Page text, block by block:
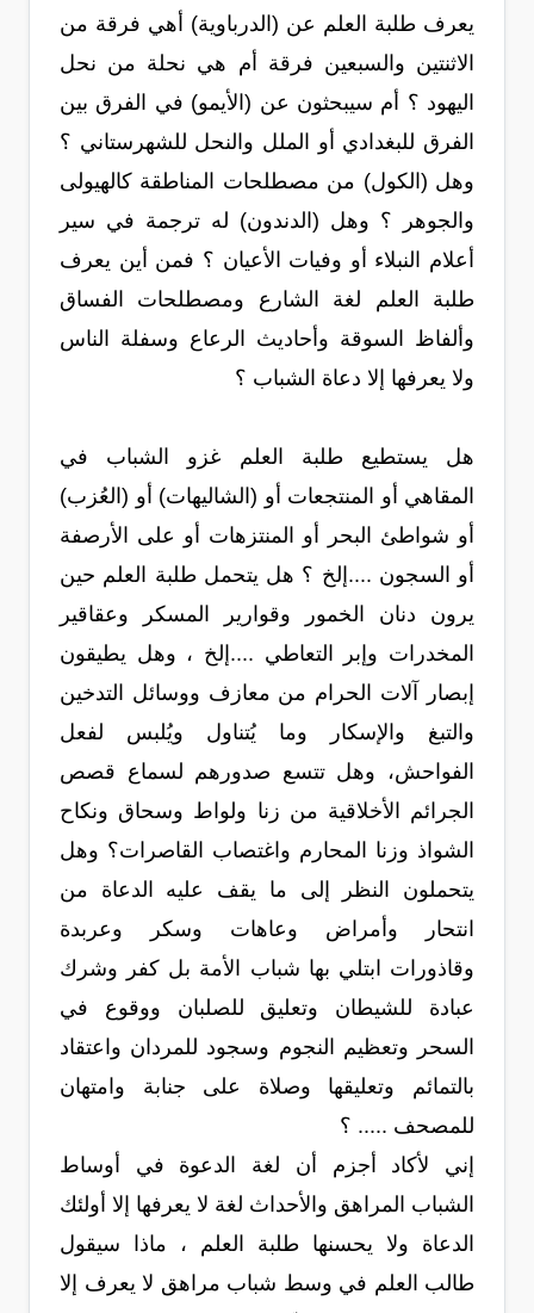
يعرف طلبة العلم عن (الدرباوية) أهي فرقة من
الاثنتين والسبعين فرقة أم هي نحلة من نحل
اليهود ؟ أم سيبحثون عن (الأيمو) في الفرق بين
الفرق للبغدادي أو الملل والنحل للشهرستاني ؟
وهل (الكول) من مصطلحات المناطقة كالهيولى
والجوهر ؟ وهل (الدندون) له ترجمة في سير
أعلام النبلاء أو وفيات الأعيان ؟ فمن أين يعرف
طلبة العلم لغة الشارع ومصطلحات الفساق
وألفاظ السوقة وأحاديث الرعاع وسفلة الناس
ولا يعرفها إلا دعاة الشباب ؟
هل يستطيع طلبة العلم غزو الشباب في
المقاهي أو المنتجعات أو (الشاليهات) أو (العُزب)
أو شواطئ البحر أو المنتزهات أو على الأرصفة
أو السجون ....إلخ ؟ هل يتحمل طلبة العلم حين
يرون دنان الخمور وقوارير المسكر وعقاقير
المخدرات وإبر التعاطي ....إلخ ، وهل يطيقون
إبصار آلات الحرام من معازف ووسائل التدخين
والتبغ والإسكار وما يُتناول ويُلبس لفعل
الفواحش، وهل تتسع صدورهم لسماع قصص
الجرائم الأخلاقية من زنا ولواط وسحاق ونكاح
الشواذ وزنا المحارم واغتصاب القاصرات؟ وهل
يتحملون النظر إلى ما يقف عليه الدعاة من
انتحار وأمراض وعاهات وسكر وعربدة
وقاذورات ابتلي بها شباب الأمة بل كفر وشرك
عبادة للشيطان وتعليق للصلبان ووقوع في
السحر وتعظيم النجوم وسجود للمردان واعتقاد
بالتمائم وتعليقها وصلاة على جنابة وامتهان
للمصحف ..... ؟
إني لأكاد أجزم أن لغة الدعوة في أوساط
الشباب المراهق والأحداث لغة لا يعرفها إلا أولئك
الدعاة ولا يحسنها طلبة العلم ، ماذا سيقول
طالب العلم في وسط شباب مراهق لا يعرف إلا